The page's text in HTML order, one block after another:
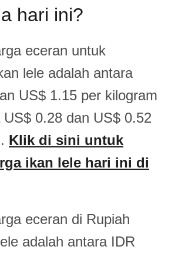
hari ini?
eceran untuk
lele adalah antara
US$ 1.15 per kilogram
0.28 dan US$ 0.52
Klik di sini untuk
ikan lele hari ini di
eceran di Rupiah
adalah antara IDR